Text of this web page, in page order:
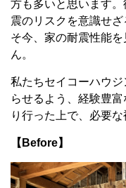
方も多いと思います
震のリスクを意識せ
そ今、家の耐震性能
ん。
私たちセイコーハウ
らせるよう、経験豊
り行った上で、必要
【Before】